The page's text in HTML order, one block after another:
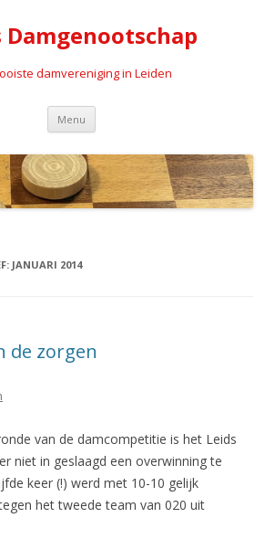
Damgenootschap
damvereniging in Leiden
Menu Spring naar de inhoud
JANUARI 2014
de zorgen
van de damcompetitie is het Leids
niet in geslaagd een overwinning te
keer (!) werd met 10-10 gelijk
het tweede team van 020 uit